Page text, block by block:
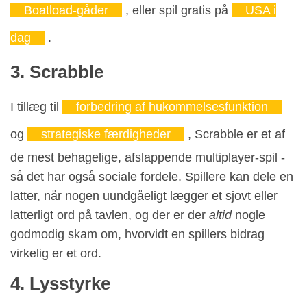
Boatload-gåder , eller spil gratis på
USA i
dag
.
3. Scrabble
I tillæg til
forbedring af hukommelsesfunktion
og
strategiske færdigheder
, Scrabble er et af
de mest behagelige, afslappende multiplayer-spil -
så det har også sociale fordele. Spillere kan dele en
latter, når nogen uundgåeligt lægger et sjovt eller
latterligt ord på tavlen, og der er der altid nogle
godmodig skam om, hvorvidt en spillers bidrag
virkelig er et ord.
4. Lysstyrke